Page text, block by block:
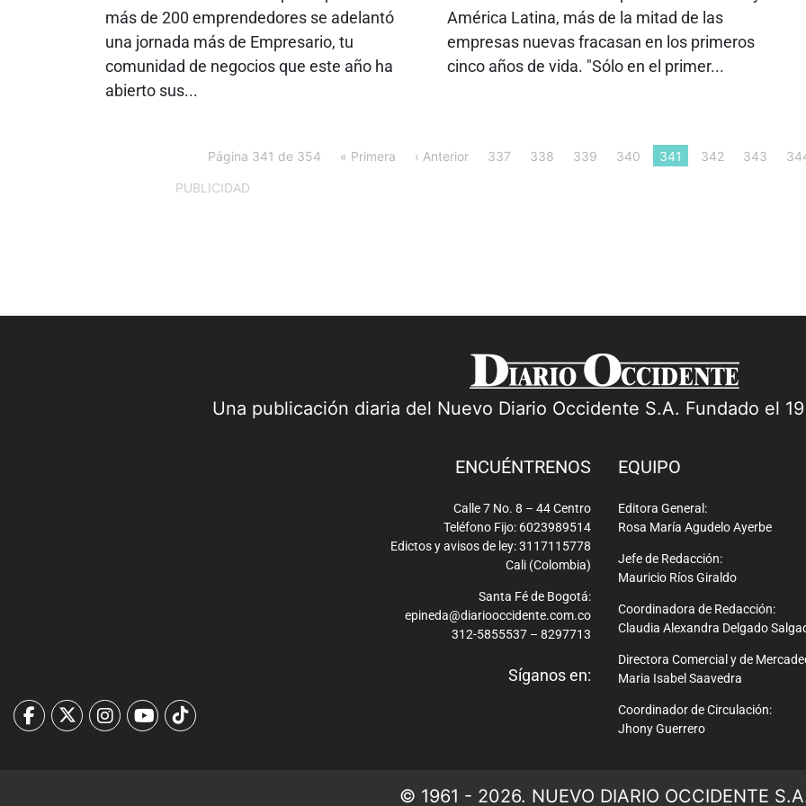
más de 200 emprendedores se adelantó
una jornada más de Empresario, tu
comunidad de negocios que este año ha
abierto sus...
América Latina, más de la mitad de las
empresas nuevas fracasan en los primeros
cinco años de vida. "Sólo en el primer...
Página 341 de 354 « Primera ‹ Anterior 337 338 339 340 341 342 343
PUBLICIDAD
Una publicación diaria del Nuevo Diario Occidente S.A. Fundado el
ENCUÉNTRENOS
Calle 7 No. 8 – 44 Centro
Teléfono Fijo: 6023989514
Edictos y avisos de ley: 3117115778
Cali (Colombia)
Santa Fé de Bogotá:
epineda@diariooccidente.com.co
312-5855537 – 8297713
Síganos en:
EQUIPO
Editora General:
Rosa María Agudelo Ayerbe
Jefe de Redacción:
Mauricio Ríos Giraldo
Coordinadora de Redacción:
Claudia Alexandra Delgado
Directora Comercial y de
Maria Isabel Saavedra
Coordinador de Circulación:
Jhony Guerrero
© 1961 - 2026. NUEVO DIARIO OCCIDENTE